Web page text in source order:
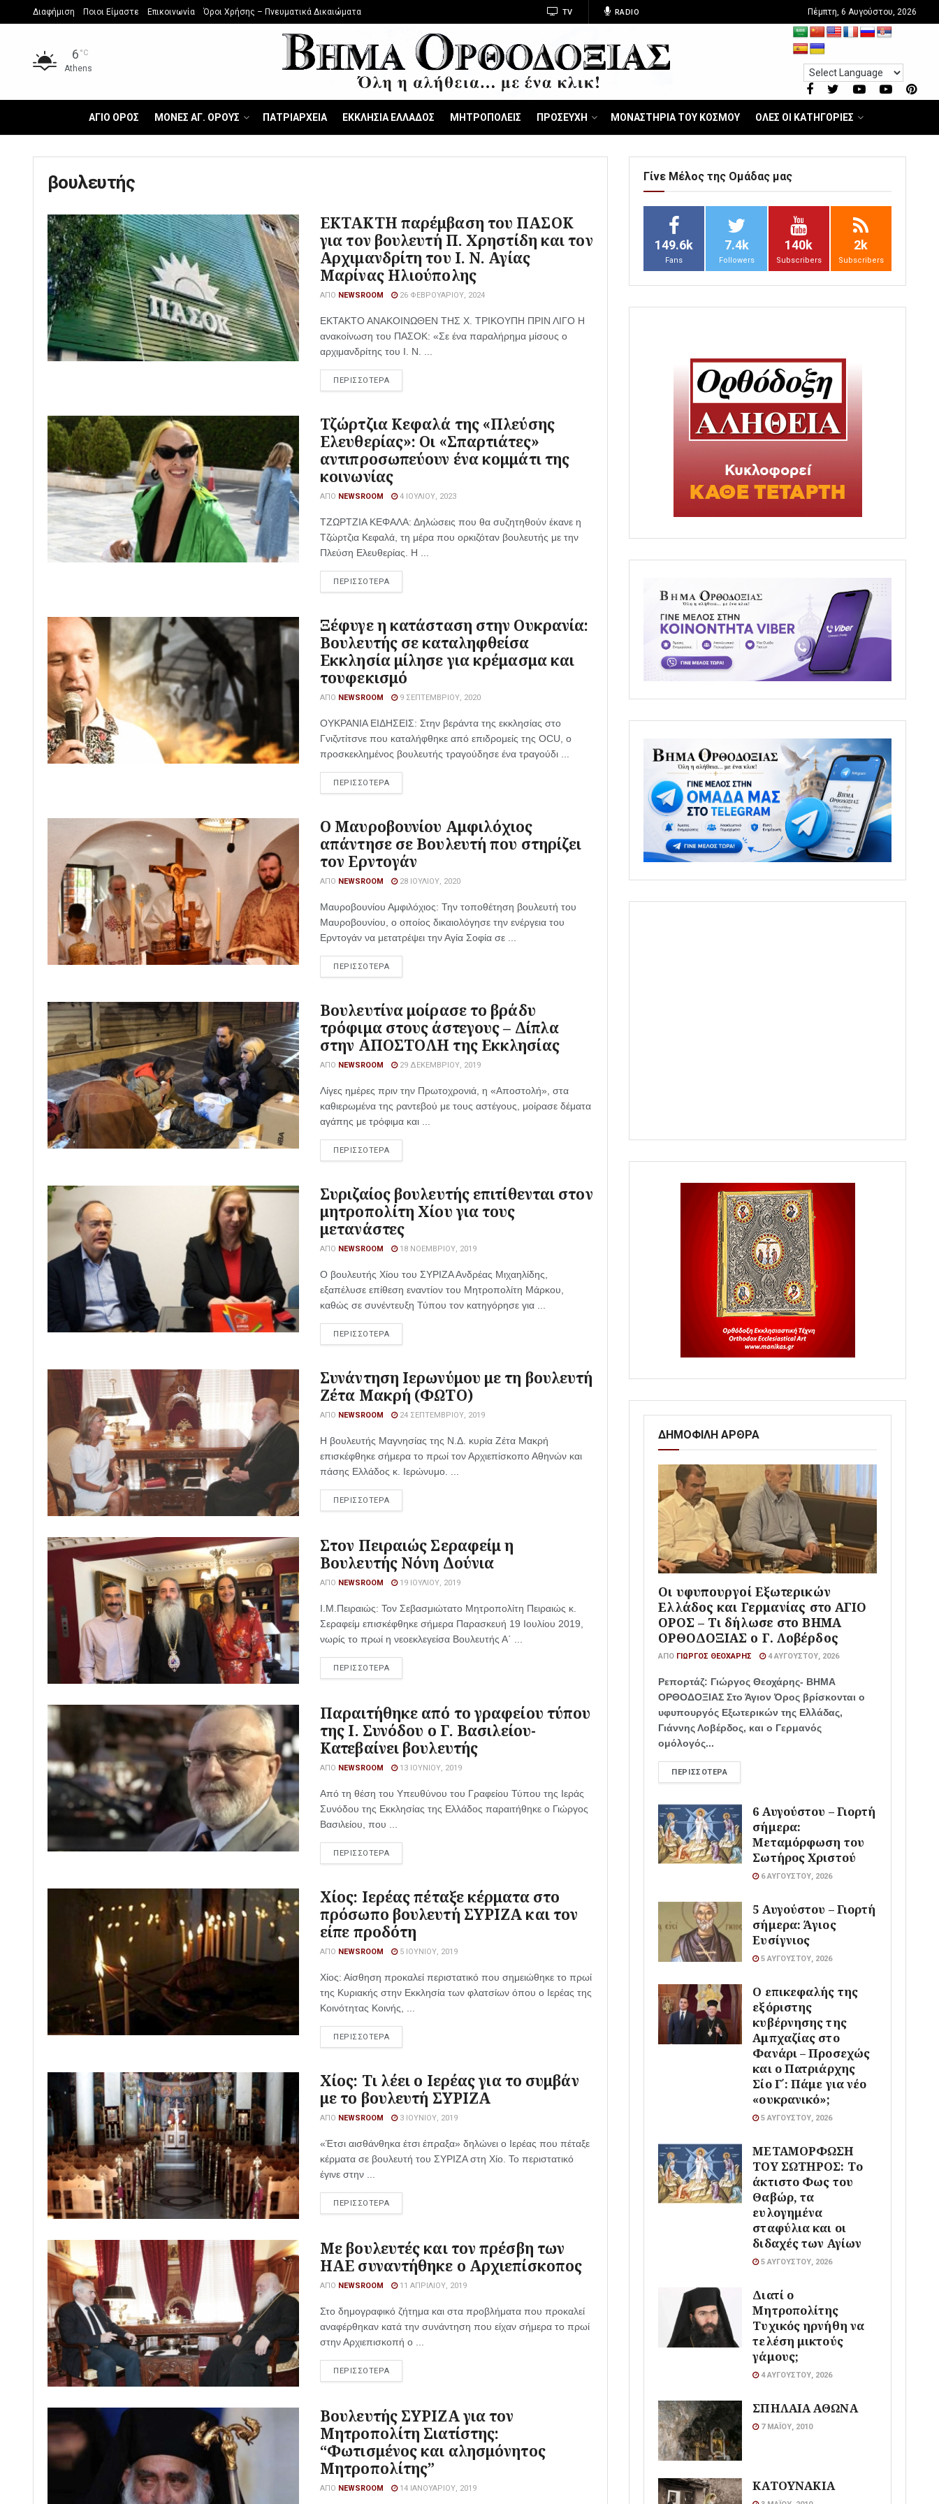
Διαφήμιση Ποιοι Είμαστε Επικοινωνία Όροι Χρήσης – Πνευματικά Δικαιώματα TV RADIO Πέμπτη, 6 Αυγούστου, 2026
6 °C
Athens
ΑΓΙΟ ΟΡΟΣ ΜΟΝΕΣ ΑΓ. ΟΡΟΥΣ ΠΑΤΡΙΑΡΧΕΙΑ ΕΚΚΛΗΣΙΑ ΕΛΛΑΔΟΣ ΜΗΤΡΟΠΟΛΕΙΣ ΠΡΟΣΕΥΧΗ ΜΟΝΑΣΤΗΡΙΑ ΤΟΥ ΚΟΣΜΟΥ ΟΛΕΣ ΟΙ ΚΑΤΗΓΟΡΙΕΣ
βουλευτής
ΕΚΤΑΚΤΗ παρέμβαση του ΠΑΣΟΚ
για τον βουλευτή Π. Χρηστίδη και τον
Αρχιμανδρίτη του Ι. Ν. Αγίας
Μαρίνας Ηλιούπολης
ΑΠΌ NEWSROOM 26 ΦΕΒΡΟΥΑΡΊΟΥ, 2024
ΕΚΤΑΚΤΟ ΑΝΑΚΟΙΝΩΘΕΝ ΤΗΣ Χ. ΤΡΙΚΟΥΠΗ ΠΡΙΝ ΛΙΓΟ Η
ανακοίνωση του ΠΑΣΟΚ: «Σε ένα παραλήρημα μίσους ο
αρχιμανδρίτης του Ι. Ν. ...
ΠΕΡΙΣΣΟΤΕΡΑ
Τζώρτζια Κεφαλά της «Πλεύσης
Ελευθερίας»: Οι «Σπαρτιάτες»
αντιπροσωπεύουν ένα κομμάτι της
κοινωνίας
ΑΠΌ NEWSROOM 4 ΙΟΥΛΊΟΥ, 2023
ΤΖΩΡΤΖΙΑ ΚΕΦΑΛΑ: Δηλώσεις που θα συζητηθούν έκανε η
Τζώρτζια Κεφαλά, τη μέρα που ορκιζόταν βουλευτής με την
Πλεύση Ελευθερίας. Η ...
ΠΕΡΙΣΣΟΤΕΡΑ
Ξέφυγε η κατάσταση στην Ουκρανία:
Βουλευτής σε καταληφθείσα
Εκκλησία μίλησε για κρέμασμα και
τουφεκισμό
ΑΠΌ NEWSROOM 9 ΣΕΠΤΕΜΒΡΊΟΥ, 2020
ΟΥΚΡΑΝΙΑ ΕΙΔΗΣΕΙΣ: Στην βεράντα της εκκλησίας στο
Γνιζντίτσνε που καταλήφθηκε από επιδρομείς της OCU, ο
προσκεκλημένος βουλευτής τραγούδησε ένα τραγούδι ...
ΠΕΡΙΣΣΟΤΕΡΑ
Ο Μαυροβουνίου Αμφιλόχιος
απάντησε σε Βουλευτή που στηρίζει
τον Ερντογάν
ΑΠΌ NEWSROOM 28 ΙΟΥΛΊΟΥ, 2020
Μαυροβουνίου Αμφιλόχιος: Την τοποθέτηση βουλευτή του
Μαυροβουνίου, ο οποίος δικαιολόγησε την ενέργεια του
Ερντογάν να μετατρέψει την Αγία Σοφία σε ...
ΠΕΡΙΣΣΟΤΕΡΑ
Βουλευτίνα μοίρασε το βράδυ
τρόφιμα στους άστεγους – Δίπλα
στην ΑΠΟΣΤΟΛΗ της Εκκλησίας
ΑΠΌ NEWSROOM 29 ΔΕΚΕΜΒΡΊΟΥ, 2019
Λίγες ημέρες πριν την Πρωτοχρονιά, η «Αποστολή», στα
καθιερωμένα της ραντεβού με τους αστέγους, μοίρασε δέματα
αγάπης με τρόφιμα και ...
ΠΕΡΙΣΣΟΤΕΡΑ
Συριζαίος βουλευτής επιτίθενται στον
μητροπολίτη Χίου για τους
μετανάστες
ΑΠΌ NEWSROOM 18 ΝΟΕΜΒΡΊΟΥ, 2019
Ο βουλευτής Χίου του ΣΥΡΙΖΑ Ανδρέας Μιχαηλίδης,
εξαπέλυσε επίθεση εναντίον του Μητροπολίτη Μάρκου,
καθώς σε συνέντευξη Τύπου τον κατηγόρησε για ...
ΠΕΡΙΣΣΟΤΕΡΑ
Συνάντηση Ιερωνύμου με τη βουλευτή
Ζέτα Μακρή (ΦΩΤΟ)
ΑΠΌ NEWSROOM 24 ΣΕΠΤΕΜΒΡΊΟΥ, 2019
Η βουλευτής Μαγνησίας της Ν.Δ. κυρία Ζέτα Μακρή
επισκέφθηκε σήμερα το πρωί τον Αρχιεπίσκοπο Αθηνών και
πάσης Ελλάδος κ. Ιερώνυμο. ...
ΠΕΡΙΣΣΟΤΕΡΑ
Στον Πειραιώς Σεραφείμ η
Βουλευτής Νόνη Δούνια
ΑΠΌ NEWSROOM 19 ΙΟΥΛΊΟΥ, 2019
Ι.Μ.Πειραιώς: Τον Σεβασμιώτατο Μητροπολίτη Πειραιώς κ.
Σεραφείμ επισκέφθηκε σήμερα Παρασκευή 19 Ιουλίου 2019,
νωρίς το πρωί η νεοεκλεγείσα Βουλευτής Α΄ ...
ΠΕΡΙΣΣΟΤΕΡΑ
Παραιτήθηκε από το γραφείου τύπου
της Ι. Συνόδου ο Γ. Βασιλείου-
Κατεβαίνει βουλευτής
ΑΠΌ NEWSROOM 13 ΙΟΥΝΊΟΥ, 2019
Από τη θέση του Υπευθύνου του Γραφείου Τύπου της Ιεράς
Συνόδου της Εκκλησίας της Ελλάδος παραιτήθηκε ο Γιώργος
Βασιλείου, που ...
ΠΕΡΙΣΣΟΤΕΡΑ
Χίος: Ιερέας πέταξε κέρματα στο
πρόσωπο βουλευτή ΣΥΡΙΖΑ και τον
είπε προδότη
ΑΠΌ NEWSROOM 5 ΙΟΥΝΊΟΥ, 2019
Χίος: Αίσθηση προκαλεί περιστατικό που σημειώθηκε το πρωί
της Κυριακής στην Εκκλησία των φλατσίων όπου ο Ιερέας της
Κοινότητας Κοινής, ...
ΠΕΡΙΣΣΟΤΕΡΑ
Χίος: Τι λέει ο Ιερέας για το συμβάν
με το βουλευτή ΣΥΡΙΖΑ
ΑΠΌ NEWSROOM 3 ΙΟΥΝΊΟΥ, 2019
«Έτσι αισθάνθηκα έτσι έπραξα» δηλώνει ο Ιερέας που πέταξε
κέρματα σε βουλευτή του ΣΥΡΙΖΑ στη Χίο. Το περιστατικό
έγινε στην ...
ΠΕΡΙΣΣΟΤΕΡΑ
Με βουλευτές και τον πρέσβη των
ΗΑΕ συναντήθηκε ο Αρχιεπίσκοπος
ΑΠΌ NEWSROOM 11 ΑΠΡΙΛΊΟΥ, 2019
Στο δημογραφικό ζήτημα και στα προβλήματα που προκαλεί
αναφέρθηκαν κατά την συνάντηση που είχαν σήμερα το πρωί
στην Αρχιεπισκοπή ο ...
ΠΕΡΙΣΣΟΤΕΡΑ
Βουλευτής ΣΥΡΙΖΑ για τον
Μητροπολίτη Σιατίστης:
“Φωτισμένος και αλησμόνητος
Μητροπολίτης”
ΑΠΌ NEWSROOM 14 ΙΑΝΟΥΑΡΊΟΥ, 2019
Γίνε Μέλος της Ομάδας μας
149.6k
Fans
7.4k
Followers
140k
Subscribers
2k
Subscribers
ΔΗΜΟΦΙΛΗ ΑΡΘΡΑ
Οι υφυπουργοί Εξωτερικών
Ελλάδος και Γερμανίας στο ΑΓΙΟ
ΟΡΟΣ – Τι δήλωσε στο ΒΗΜΑ
ΟΡΘΟΔΟΞΙΑΣ ο Γ. Λοβέρδος
ΑΠΌ ΓΙΏΡΓΟΣ ΘΕΟΧΆΡΗΣ 4 ΑΥΓΟΎΣΤΟΥ, 2026
Ρεπορτάζ: Γιώργος Θεοχάρης- ΒΗΜΑ
ΟΡΘΟΔΟΞΙΑΣ Στο Άγιον Όρος βρίσκονται ο
υφυπουργός Εξωτερικών της Ελλάδας,
Γιάννης Λοβέρδος, και ο Γερμανός
ομόλογός...
ΠΕΡΙΣΣΌΤΕΡΑ
6 Αυγούστου – Γιορτή
σήμερα:
Μεταμόρφωση του
Σωτήρος Χριστού
6 ΑΥΓΟΎΣΤΟΥ, 2026
5 Αυγούστου – Γιορτή
σήμερα: Άγιος
Ευσίγνιος
5 ΑΥΓΟΎΣΤΟΥ, 2026
Ο επικεφαλής της
εξόριστης
κυβέρνησης της
Αμπχαζίας στο
Φανάρι – Προσεχώς
και ο Πατριάρχης
Σίο Γ΄: Πάμε για νέο
«ουκρανικό»;
5 ΑΥΓΟΎΣΤΟΥ, 2026
ΜΕΤΑΜΟΡΦΩΣΗ
ΤΟΥ ΣΩΤΗΡΟΣ: Το
άκτιστο Φως του
Θαβώρ, τα
ευλογημένα
σταφύλια και οι
διδαχές των Αγίων
5 ΑΥΓΟΎΣΤΟΥ, 2026
Διατί ο
Μητροπολίτης
Τυχικός ηρνήθη να
τελέση μικτούς
γάμους;
4 ΑΥΓΟΎΣΤΟΥ, 2026
ΣΠΗΛΑΙΑ ΑΘΩΝΑ
7 ΜΑΪ́ΟΥ, 2010
ΚΑΤΟΥΝΑΚΙΑ